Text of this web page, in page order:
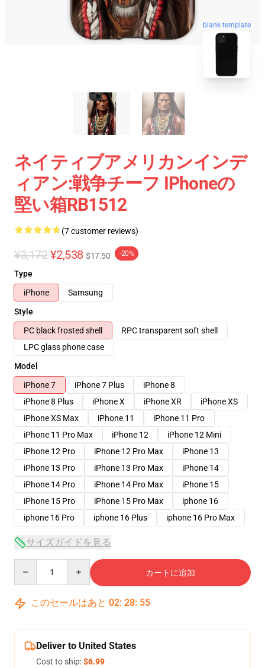
blank template
ネイティブアメリカンインデ
ィアン:戦争チーフ IPhoneの
堅い箱RB1512
(7 customer reviews)
¥3,172 ¥2,538 $17.50 -20%
Type
iPhone
Samsung
Style
PC black frosted shell
RPC transparent soft shell
LPC glass phone case
Model
iPhone 7
iPhone 7 Plus
iPhone 8
iPhone 8 Plus
iPhone X iPhone XR
iPhone XS
iPhone XS Max
iPhone 11
iPhone 11 Pro
iPhone 11 Pro Max
iPhone 12
iPhone 12 Mini
iPhone 12 Pro
iPhone 12 Pro Max
iPhone 13
iPhone 13 Pro
iPhone 13 Pro Max
iPhone 14
iPhone 14 Pro
iPhone 14 Pro Max
iPhone 15
iPhone 15 Pro
iPhone 15 Pro Max
iphone 16
iphone 16 Pro
iphone 16 Plus iphone 16 Pro Max
サイズガイドを見る
カートに追加
このセールはあと 02: 28: 54
Deliver to United States
Cost to ship:$6.99